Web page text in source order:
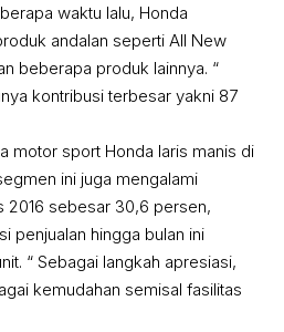
waktu lalu, Honda
andalan seperti All New
beberapa produk lainnya. “
kontribusi terbesar yakni 87
motor sport Honda laris manis di
ini juga mengalami
2016 sebesar 30,6 persen,
penjualan hingga bulan ini
“ Sebagai langkah apresiasi,
kemudahan semisal fasilitas